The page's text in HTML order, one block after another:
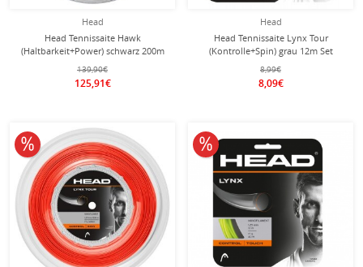
Head
Head Tennissaite Hawk
(Haltbarkeit+Power) schwarz 200m
Rolle
139,90€
125,91€
Head
Head Tennissaite Lynx Tour
(Kontrolle+Spin) grau 12m Set
8,99€
8,09€
10% reduziert 10% reduziert